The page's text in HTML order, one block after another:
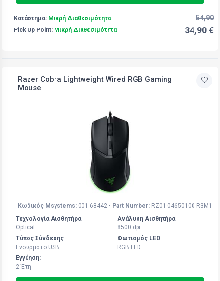
Κατάστημα: Μικρή Διαθεσιμότητα
Pick Up Point: Μικρή Διαθεσιμότητα
54,90
34,90 €
Razer Cobra Lightweight Wired RGB Gaming
Mouse
Κωδικός Msystems: 001-68442 - Part Number: RZ01-04650100-R3M1
Τεχνολογία Αισθητήρα
Optical
Ανάλυση Αισθητήρα
8500 dpi
Τύπος Σύνδεσης
Ενσύρματο USB
Φωτισμός LED
RGB LED
Εγγύηση:
2 Έτη